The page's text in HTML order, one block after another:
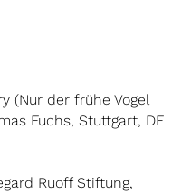
(Nur der frühe Vogel
Fuchs, Stuttgart, DE
Ruoff Stiftung,